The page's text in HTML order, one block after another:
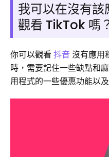
我可以在沒有
觀看 ​​TikTok 嗎
你可以觀看 抖音 沒有應用
時，需要記住一些缺點和
用程式的一些優惠功​​能以